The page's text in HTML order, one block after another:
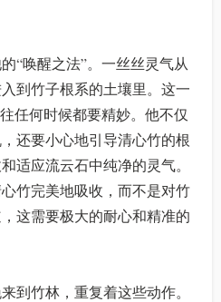
“唤醒之法”。一丝丝灵气从
到竹子根系的土壤里。这一
任何时候都要精妙。他不仅
还要小心地引导清心竹的根
适应流云石中纯净的灵气。
竹完美地吸收，而不是对竹
这需要极大的耐心和精准的
到竹林，重复着这些动作。